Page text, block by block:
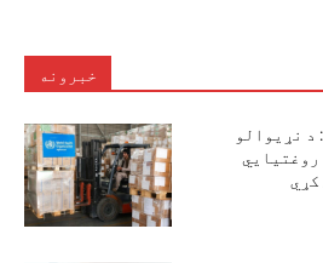
خبرونه
د نړیوالو
روغتیايي